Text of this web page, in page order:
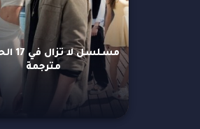
مترجمة